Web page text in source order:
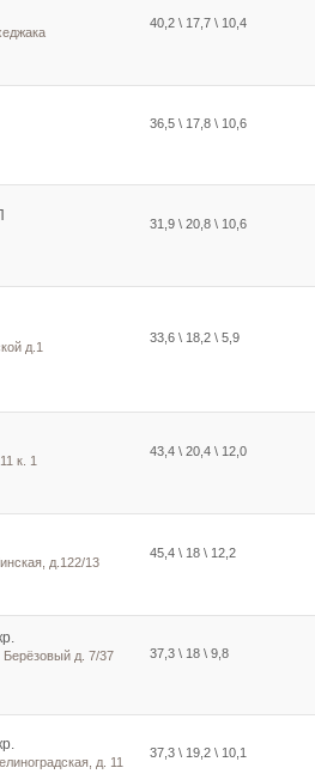
40,2 \ 17,7 \ 10,4
36,5 \ 17,8 \ 10,6
31,9 \ 20,8 \ 10,6
д.1
33,6 \ 18,2 \ 5,9
к. 1
43,4 \ 20,4 \ 12,0
д.122/13
45,4 \ 18 \ 12,2
Берёзовый д. 7/37
37,3 \ 18 \ 9,8
д. 11
37,3 \ 19,2 \ 10,1